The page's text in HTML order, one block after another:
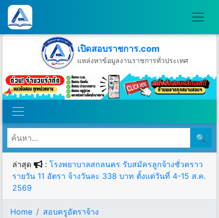
เปิดสอบราชการ.com
แหล่งหาข้อมูลงานราชการทั่วประเทศ
วันจันทร์ที่ 10 เดือนสิงหาคม พ.ศ.2569
🔍
ล่าสุด : โรงพยาบาลสกลนคร รับสมัครลูกจ้างชั่วคราว
รายวัน 11 อัตรา จ้างวันละ 338 บาท ตั้งแต่วันที่ 4-15 ส.ค.
2569
Home
สอบครูอัตราจ้าง